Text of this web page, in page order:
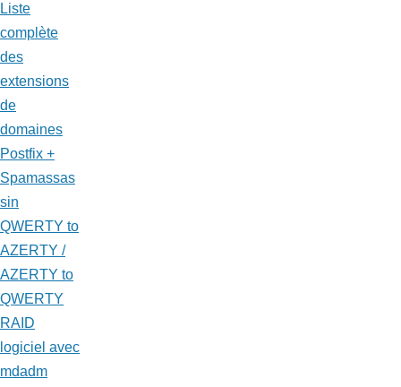
Liste
complète
des
extensions
de
domaines
Postfix +
Spamassas
sin
QWERTY to
AZERTY /
AZERTY to
QWERTY
RAID
logiciel avec
mdadm